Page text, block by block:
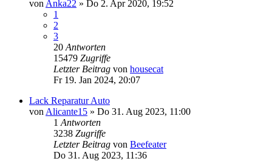
von Anka22 » Do 2. Apr 2020, 19:52
1
2
3
20 Antworten
15479 Zugriffe
Letzter Beitrag von housecat
Fr 19. Jan 2024, 20:07
Lack Reparatur Auto
von Alicante15 » Do 31. Aug 2023, 11:00
1 Antworten
3238 Zugriffe
Letzter Beitrag von Beefeater
Do 31. Aug 2023, 11:36